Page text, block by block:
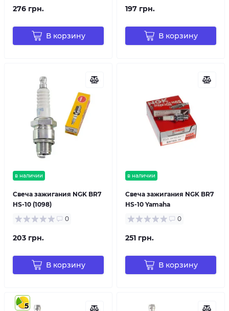
276 грн.
В корзину
197 грн.
В корзину
в наличии
Свеча зажигания NGK BR7
HS-10 (1098)
0
203 грн.
В корзину
в наличии
Свеча зажигания NGK BR7
HS-10 Yamaha
0
251 грн.
В корзину
5